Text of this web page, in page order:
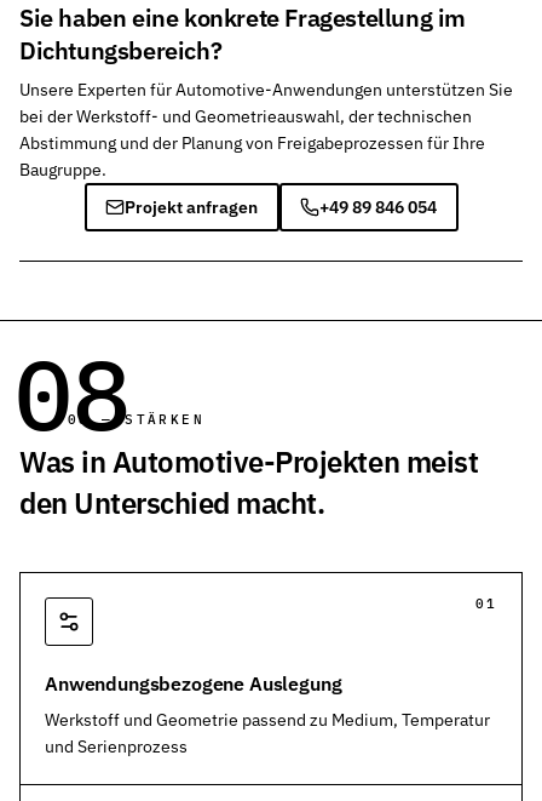
Sie haben eine konkrete Fragestellung im
Dichtungsbereich?
Unsere Experten für Automotive-Anwendungen unterstützen Sie
bei der Werkstoff- und Geometrieauswahl, der technischen
Abstimmung und der Planung von Freigabeprozessen für Ihre
Baugruppe.
Projekt anfragen
+49 89 846 054
08
08 — STÄRKEN
Was in Automotive-Projekten meist
den Unterschied macht.
01
Anwendungsbezogene Auslegung
Werkstoff und Geometrie passend zu Medium, Temperatur
und Serienprozess